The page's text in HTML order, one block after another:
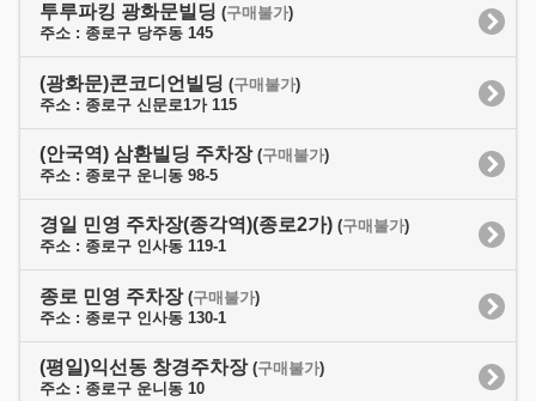
투루파킹 광화문빌딩 (구매불가)
주소 : 종로구 당주동 145
(광화문)콘코디언빌딩 (구매불가)
주소 : 종로구 신문로1가 115
(안국역) 삼환빌딩 주차장 (구매불가)
주소 : 종로구 운니동 98-5
경일 민영 주차장(종각역)(종로2가) (구매불가)
주소 : 종로구 인사동 119-1
종로 민영 주차장 (구매불가)
주소 : 종로구 인사동 130-1
(평일)익선동 창경주차장 (구매불가)
주소 : 종로구 운니동 10